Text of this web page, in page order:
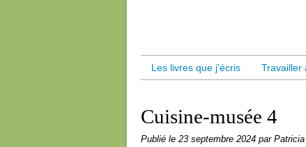
Les livres que j'écris Travailler
Cuisine-musée 4
Publié le 23 septembre 2024 par